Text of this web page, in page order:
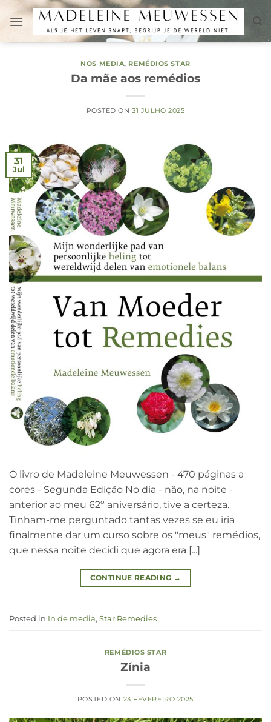
content
NOS MEDIA, REMÉDIOS STAR
Da mãe aos remédios
POSTED ON31 JULHO 2025
31
Jul
O livro de Madeleine Meuwessen - 470 páginas a
cores - Segunda Edição No dia - não, na noite -
anterior ao meu 62º aniversário, tive a certeza.
Tinham-me perguntado tantas vezes se eu iria
finalmente dar um curso sobre os "meus" remédios,
que nessa noite decidi que agora era [...]
CONTINUE READING →
Posted in In de media, Star Remedies
REMÉDIOS STAR
Zínia
POSTED ON 23 FEVEREIRO 2025